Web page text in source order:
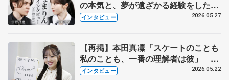
の本気と、夢が遠ざかる経験をした本
田真凜の覚悟
インタビュー 2026.05.27
【再掲】本田真凜「スケートのことも
私のことも、一番の理解者は彼」 引
退時の単独インタビューで語った競技
インタビュー 2026.05.22